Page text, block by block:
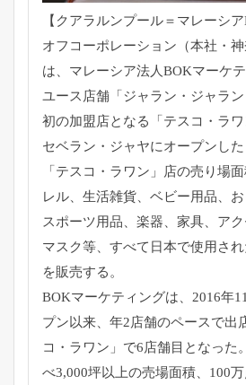
【クアラルンプール＝マレーシ
オフコーポレーション（本社・神
は、 マレーシア法人BOKマーケ
ユース店舗「 ジャラン・ジャラン
初の加盟店となる「 テスコ・ラ
セベラン・ ジャヤにオープンした
「テスコ・ラワン」店の売り場
レル、 生活雑貨、ベビー用品、お
スポーツ用品、楽器、 家具、アク
マスク等、 すべて日本で使用さ
を販売する。
BOKマーケティングは、 2016年
プン以来、 年2店舗のペースで出
コ・ラワン」 で6店舗目となった
べ3,000坪以上の売場面積、 100